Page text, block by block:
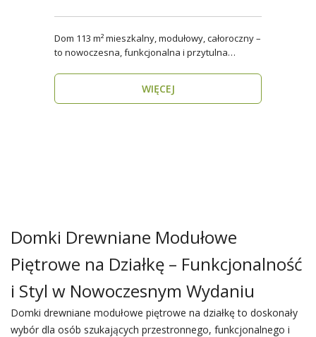
Dom 113 m² mieszkalny, modułowy, całoroczny –
to nowoczesna, funkcjonalna i przytulna
WIĘCEJ
Domki Drewniane Modułowe
Piętrowe na Działkę – Funkcjonalność
i Styl w Nowoczesnym Wydaniu
Domki drewniane modułowe piętrowe na działkę to doskonały
wybór dla osób szukających przestronnego, funkcjonalnego i